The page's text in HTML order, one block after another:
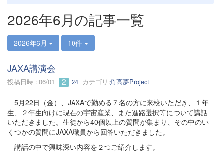
2026年6月の記事一覧
2026年6月 10件
JAXA講演会
投稿日時 : 06/01 24 カテゴリ:角高夢Project
5月22日（金）、JAXAで勤める７名の方に来校いただき、１年
生、２年生向けに現在の宇宙産業、また進路選択等について講話
いただきました。生徒から40個以上の質問が集まり、その中のい
くつかの質問にJAXA職員から回答いただきました。
講話の中で興味深い内容を２つご紹介します。